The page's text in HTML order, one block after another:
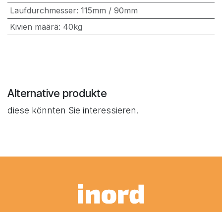
Laufdurchmesser: 115mm / 90mm
Kivien määrä: 40kg
Alternative produkte
diese könnten Sie interessieren.